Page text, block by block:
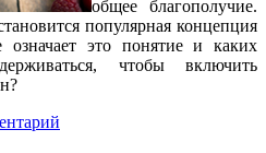
общее благополучие.
популярная концепция
это понятие и каких
чтобы включить